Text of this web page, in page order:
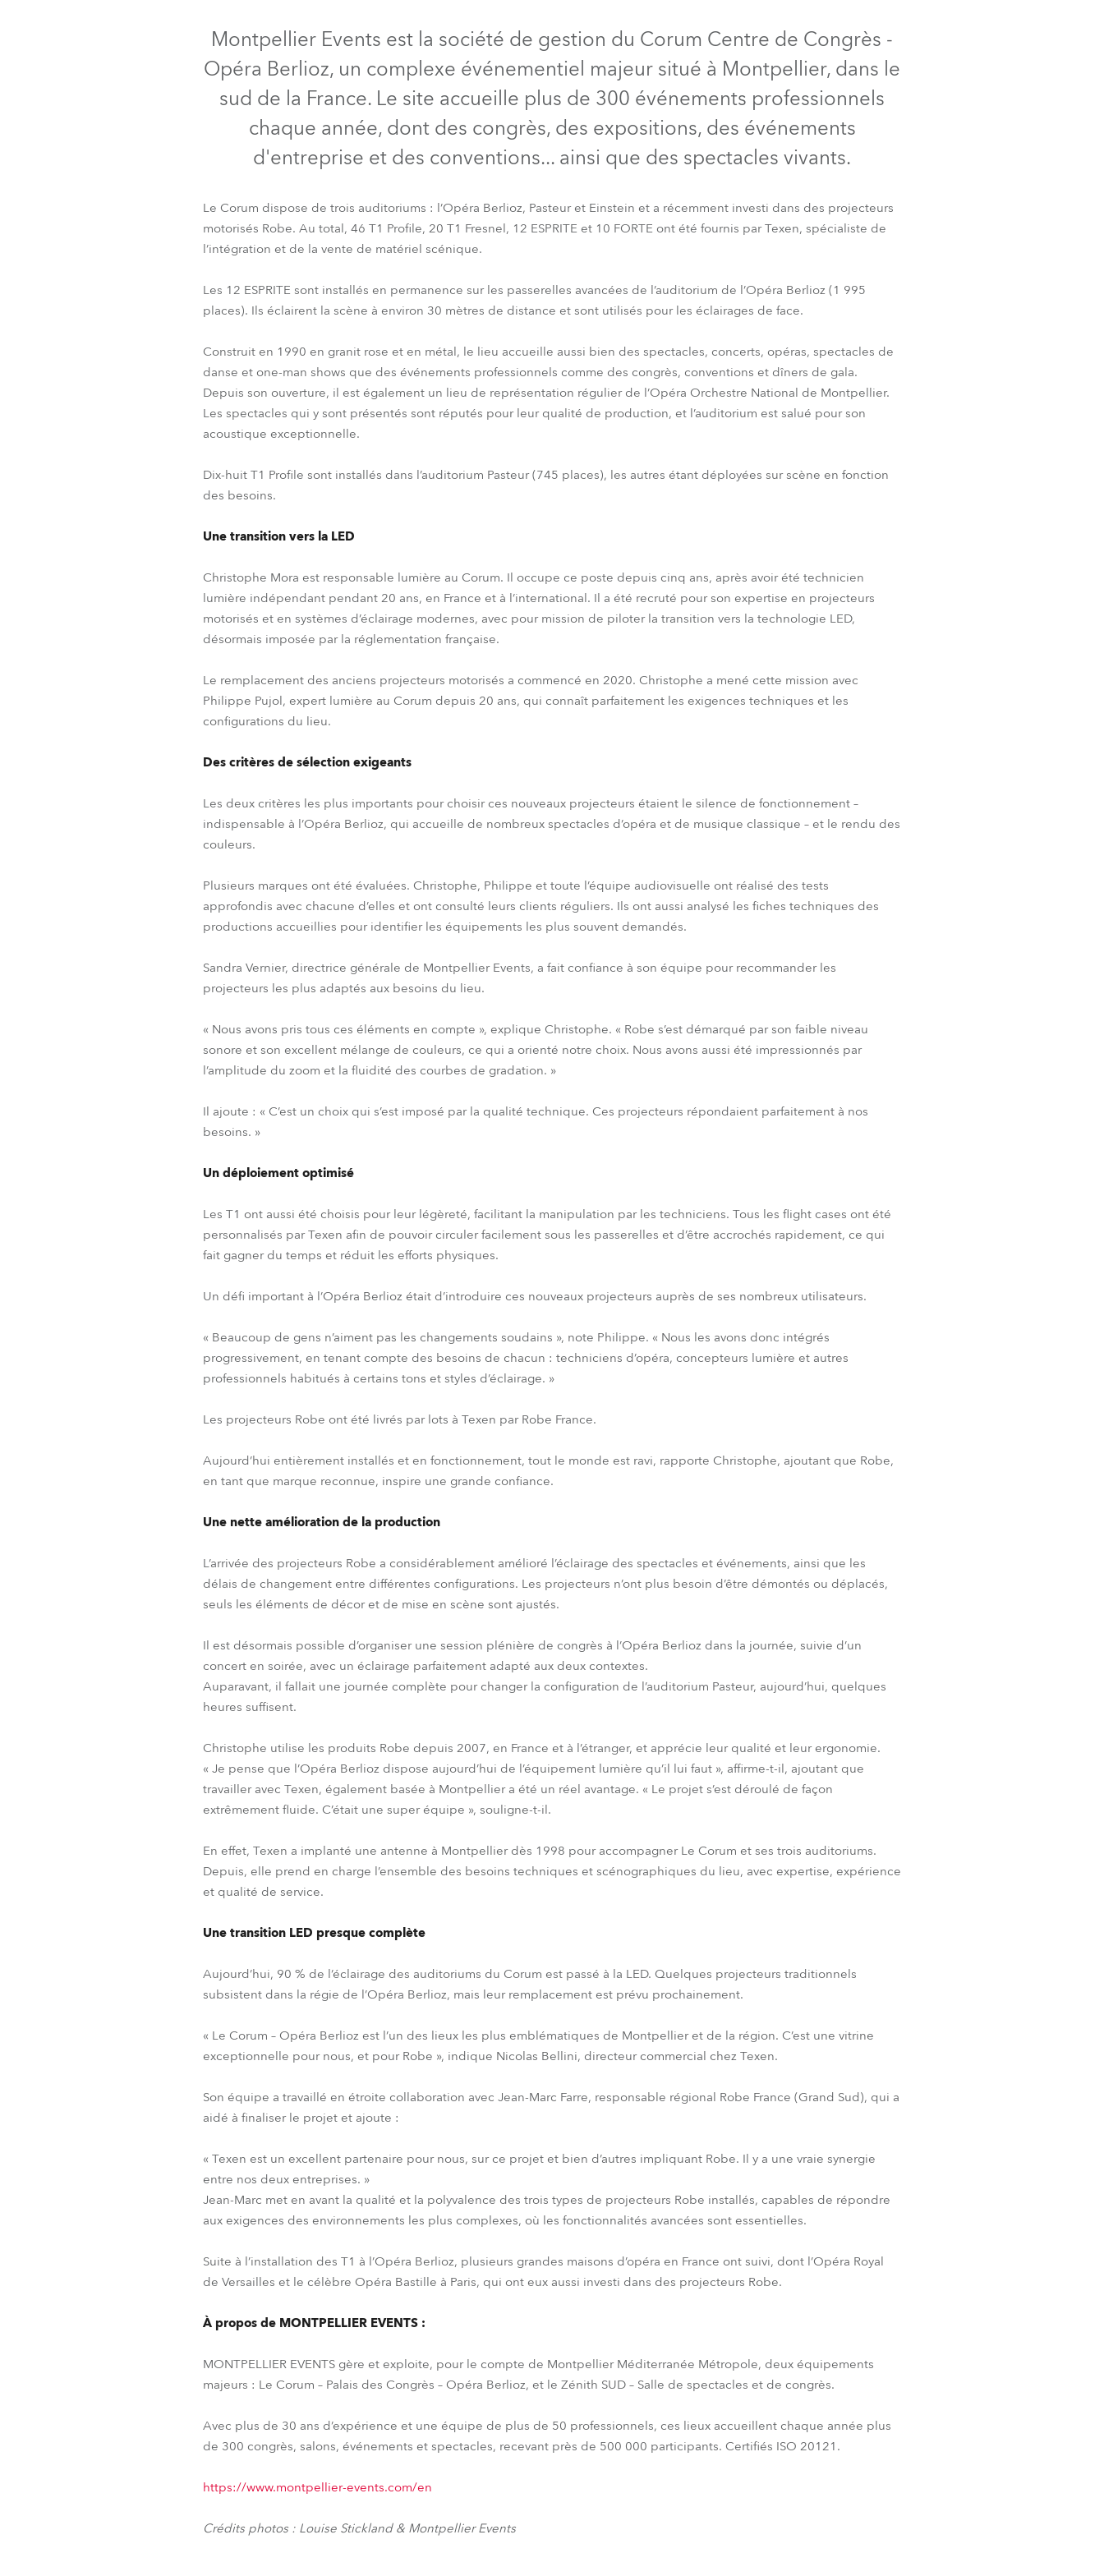
République Tchèque et
Europe
Business Development
BDM
FORTE®
Montpellier Events est la société de gestion du Corum Centre de Congrès -
Opéra Berlioz, un complexe événementiel majeur situé à Montpellier, dans le
sud de la France. Le site accueille plus de 300 événements professionnels
chaque année, dont des congrès, des expositions, des événements
d'entreprise et des conventions... ainsi que des spectacles vivants.
Le Corum dispose de trois auditoriums : l’Opéra Berlioz, Pasteur et Einstein et a récemment investi dans des projecteurs
motorisés Robe. Au total, 46 T1 Profile, 20 T1 Fresnel, 12 ESPRITE et 10 FORTE ont été fournis par Texen, spécialiste de
l’intégration et de la vente de matériel scénique.
Les 12 ESPRITE sont installés en permanence sur les passerelles avancées de l’auditorium de l’Opéra Berlioz (1 995
places). Ils éclairent la scène à environ 30 mètres de distance et sont utilisés pour les éclairages de face.
Construit en 1990 en granit rose et en métal, le lieu accueille aussi bien des spectacles, concerts, opéras, spectacles de
danse et one-man shows que des événements professionnels comme des congrès, conventions et dîners de gala.
Depuis son ouverture, il est également un lieu de représentation régulier de l’Opéra Orchestre National de Montpellier.
Les spectacles qui y sont présentés sont réputés pour leur qualité de production, et l’auditorium est salué pour son
acoustique exceptionnelle.
Dix-huit T1 Profile sont installés dans l’auditorium Pasteur (745 places), les autres étant déployées sur scène en fonction
des besoins.
Une transition vers la LED
Christophe Mora est responsable lumière au Corum. Il occupe ce poste depuis cinq ans, après avoir été technicien
lumière indépendant pendant 20 ans, en France et à l’international. Il a été recruté pour son expertise en projecteurs
motorisés et en systèmes d’éclairage modernes, avec pour mission de piloter la transition vers la technologie LED,
désormais imposée par la réglementation française.
Le remplacement des anciens projecteurs motorisés a commencé en 2020. Christophe a mené cette mission avec
Philippe Pujol, expert lumière au Corum depuis 20 ans, qui connaît parfaitement les exigences techniques et les
configurations du lieu.
Des critères de sélection exigeants
Les deux critères les plus importants pour choisir ces nouveaux projecteurs étaient le silence de fonctionnement –
indispensable à l’Opéra Berlioz, qui accueille de nombreux spectacles d’opéra et de musique classique – et le rendu des
couleurs.
Plusieurs marques ont été évaluées. Christophe, Philippe et toute l’équipe audiovisuelle ont réalisé des tests
approfondis avec chacune d’elles et ont consulté leurs clients réguliers. Ils ont aussi analysé les fiches techniques des
productions accueillies pour identifier les équipements les plus souvent demandés.
Sandra Vernier, directrice générale de Montpellier Events, a fait confiance à son équipe pour recommander les
projecteurs les plus adaptés aux besoins du lieu.
« Nous avons pris tous ces éléments en compte », explique Christophe. « Robe s’est démarqué par son faible niveau
sonore et son excellent mélange de couleurs, ce qui a orienté notre choix. Nous avons aussi été impressionnés par
l’amplitude du zoom et la fluidité des courbes de gradation. »
Il ajoute : « C’est un choix qui s’est imposé par la qualité technique. Ces projecteurs répondaient parfaitement à nos
besoins. »
Un déploiement optimisé
Les T1 ont aussi été choisis pour leur légèreté, facilitant la manipulation par les techniciens. Tous les flight cases ont été
personnalisés par Texen afin de pouvoir circuler facilement sous les passerelles et d’être accrochés rapidement, ce qui
fait gagner du temps et réduit les efforts physiques.
Un défi important à l’Opéra Berlioz était d’introduire ces nouveaux projecteurs auprès de ses nombreux utilisateurs.
« Beaucoup de gens n’aiment pas les changements soudains », note Philippe. « Nous les avons donc intégrés
progressivement, en tenant compte des besoins de chacun : techniciens d’opéra, concepteurs lumière et autres
professionnels habitués à certains tons et styles d’éclairage. »
Les projecteurs Robe ont été livrés par lots à Texen par Robe France.
Aujourd’hui entièrement installés et en fonctionnement, tout le monde est ravi, rapporte Christophe, ajoutant que Robe,
en tant que marque reconnue, inspire une grande confiance.
Une nette amélioration de la production
L’arrivée des projecteurs Robe a considérablement amélioré l’éclairage des spectacles et événements, ainsi que les
délais de changement entre différentes configurations. Les projecteurs n’ont plus besoin d’être démontés ou déplacés,
seuls les éléments de décor et de mise en scène sont ajustés.
Il est désormais possible d’organiser une session plénière de congrès à l’Opéra Berlioz dans la journée, suivie d’un
concert en soirée, avec un éclairage parfaitement adapté aux deux contextes.
Auparavant, il fallait une journée complète pour changer la configuration de l’auditorium Pasteur, aujourd’hui, quelques
heures suffisent.
Christophe utilise les produits Robe depuis 2007, en France et à l’étranger, et apprécie leur qualité et leur ergonomie.
« Je pense que l’Opéra Berlioz dispose aujourd’hui de l’équipement lumière qu’il lui faut », affirme-t-il, ajoutant que
travailler avec Texen, également basée à Montpellier a été un réel avantage. « Le projet s’est déroulé de façon
extrêmement fluide. C’était une super équipe », souligne-t-il.
En effet, Texen a implanté une antenne à Montpellier dès 1998 pour accompagner Le Corum et ses trois auditoriums.
Depuis, elle prend en charge l’ensemble des besoins techniques et scénographiques du lieu, avec expertise, expérience
et qualité de service.
Une transition LED presque complète
Aujourd’hui, 90 % de l’éclairage des auditoriums du Corum est passé à la LED. Quelques projecteurs traditionnels
subsistent dans la régie de l’Opéra Berlioz, mais leur remplacement est prévu prochainement.
« Le Corum – Opéra Berlioz est l’un des lieux les plus emblématiques de Montpellier et de la région. C’est une vitrine
exceptionnelle pour nous, et pour Robe », indique Nicolas Bellini, directeur commercial chez Texen.
Son équipe a travaillé en étroite collaboration avec Jean-Marc Farre, responsable régional Robe France (Grand Sud), qui a
aidé à finaliser le projet et ajoute :
« Texen est un excellent partenaire pour nous, sur ce projet et bien d’autres impliquant Robe. Il y a une vraie synergie
entre nos deux entreprises. »
Jean-Marc met en avant la qualité et la polyvalence des trois types de projecteurs Robe installés, capables de répondre
aux exigences des environnements les plus complexes, où les fonctionnalités avancées sont essentielles.
Suite à l’installation des T1 à l’Opéra Berlioz, plusieurs grandes maisons d’opéra en France ont suivi, dont l’Opéra Royal
de Versailles et le célèbre Opéra Bastille à Paris, qui ont eux aussi investi dans des projecteurs Robe.
À propos de MONTPELLIER EVENTS :
MONTPELLIER EVENTS gère et exploite, pour le compte de Montpellier Méditerranée Métropole, deux équipements
majeurs : Le Corum – Palais des Congrès – Opéra Berlioz, et le Zénith SUD – Salle de spectacles et de congrès.
Avec plus de 30 ans d’expérience et une équipe de plus de 50 professionnels, ces lieux accueillent chaque année plus
de 300 congrès, salons, événements et spectacles, recevant près de 500 000 participants. Certifiés ISO 20121.
https://www.montpellier-events.com/en
Crédits photos : Louise Stickland & Montpellier Events